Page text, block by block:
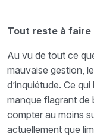
Tout reste à faire
Au vu de tout ce
mauvaise gestion,
d’inquiétude. Ce
manque flagrant de
compter au moins
actuellement que